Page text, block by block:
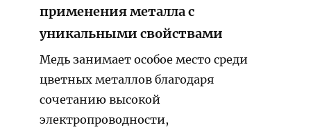
применения металла с
уникальными свойствами
Медь занимает особое место среди
цветных металлов благодаря
сочетанию высокой
электропроводности,